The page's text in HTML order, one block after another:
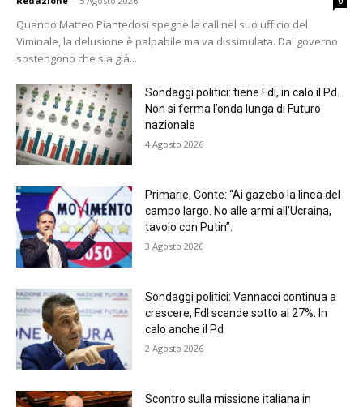
Quando Matteo Piantedosi spegne la call nel suo ufficio del
Viminale, la delusione è palpabile ma va dissimulata. Dal governo
sostengono che sia già...
Sondaggi politici: tiene Fdi, in calo il Pd.
Non si ferma l’onda lunga di Futuro
nazionale
4 Agosto 2026
Primarie, Conte: “Ai gazebo la linea del
campo largo. No alle armi all’Ucraina,
tavolo con Putin”.
3 Agosto 2026
Sondaggi politici: Vannacci continua a
crescere, FdI scende sotto al 27%. In
calo anche il Pd
2 Agosto 2026
Scontro sulla missione italiana in